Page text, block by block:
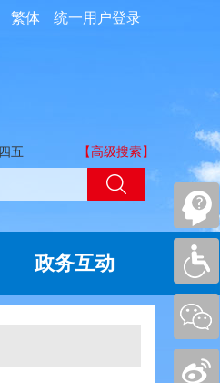
统一用户登录
繁体
五 【高级搜索】
政务互动